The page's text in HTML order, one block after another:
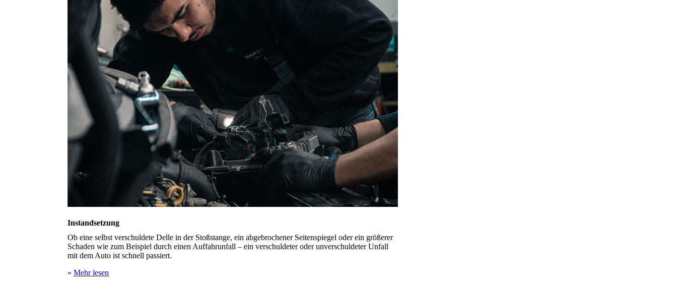
Instandsetzung
Ob eine selbst verschuldete Delle in der Stoßstange, ein abgebrochener Seitenspiegel oder ein größerer
Schaden wie zum Beispiel durch einen Auffahrunfall – ein verschuldeter oder unverschuldeter Unfall
mit dem Auto ist schnell passiert.
»Mehr lesen